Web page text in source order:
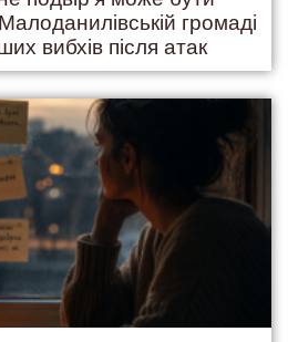
громаді
вибхів після атак